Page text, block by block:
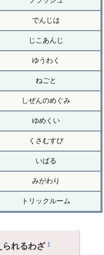
でんじは
じこあんじ
ゆうわく
ねごと
しぜんのめぐみ
ゆめくい
くさむすび
いばる
みがわり
トリックルーム
られるわざ†